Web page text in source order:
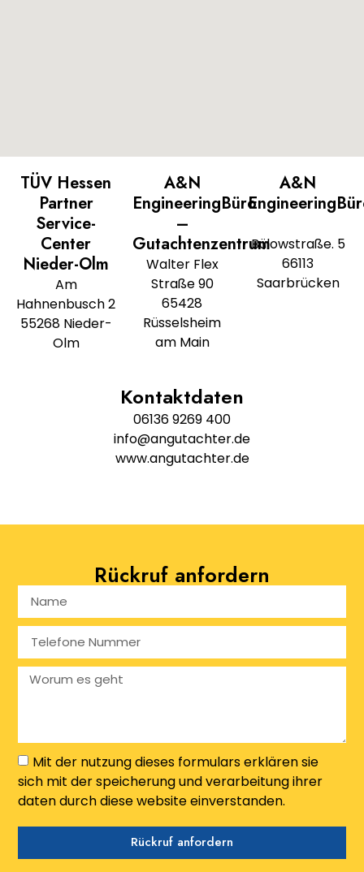
TÜV Hessen
Partner
Service-
Center
Nieder-Olm
Am
Hahnenbusch 2
55268 Nieder-
Olm
A&N
EngineeringBüro
–
Gutachtenzentrum
Walter Flex
Straße 90
65428
Rüsselsheim
am Main
A&N
Bülowstraße. 5
66113
Saarbrücken
Kontaktdaten
06136 9269 400
info@angutachter.de
www.angutachter.de
Rückruf anfordern
Mit der nutzung dieses formulars erklären sie
sich mit der speicherung und verarbeitung ihrer
daten durch diese website einverstanden.
Rückruf anfordern